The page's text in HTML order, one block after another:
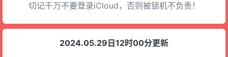
切记千万不要登录iCloud，否则被锁机不负责！
2024.05.29日12时00分更新